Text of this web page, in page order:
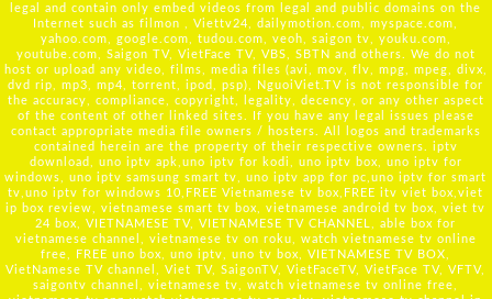
legal and contain only embed videos from legal and public domains on the
Internet such as filmon , Viettv24, dailymotion.com, myspace.com,
yahoo.com, google.com, tudou.com, veoh, saigon tv, youku.com,
youtube.com, Saigon TV, VietFace TV, VBS, SBTN and others. We do not
host or upload any video, films, media files (avi, mov, flv, mpg, mpeg, divx,
dvd rip, mp3, mp4, torrent, ipod, psp), NguoiViet.TV is not responsible for
the accuracy, compliance, copyright, legality, decency, or any other aspect
of the content of other linked sites. If you have any legal issues please
contact appropriate media file owners / hosters. All logos and trademarks
contained herein are the property of their respective owners. iptv
download, uno iptv apk,uno iptv for kodi, uno iptv box, uno iptv for
windows, uno iptv samsung smart tv, uno iptv app for pc,uno iptv for smart
tv,uno iptv for windows 10,FREE Vietnamese tv box,FREE itv viet box,viet
ip box review, vietnamese smart tv box, vietnamese android tv box, viet tv
24 box, VIETNAMESE TV, VIETNAMESE TV CHANNEL, able box for
vietnamese channel, vietnamese tv on roku, watch vietnamese tv online
free, FREE uno box, uno iptv, uno tv box, VIETNAMESE TV BOX,
VietNamese TV channel, Viet TV, SaigonTV, VietFaceTV, VietFace TV, VFTV,
saigontv channel, vietnamese tv, watch vietnamese tv online free,